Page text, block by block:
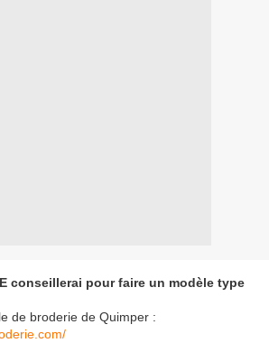
conseillerai pour faire un modèle type
de broderie de Quimper :